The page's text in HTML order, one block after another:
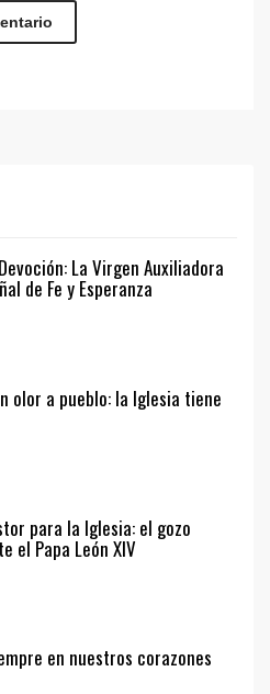
La Virgen Auxiliadora
de Fe y Esperanza
olor a pueblo: la Iglesia tiene
para la Iglesia: el gozo
el Papa León XIV
en nuestros corazones